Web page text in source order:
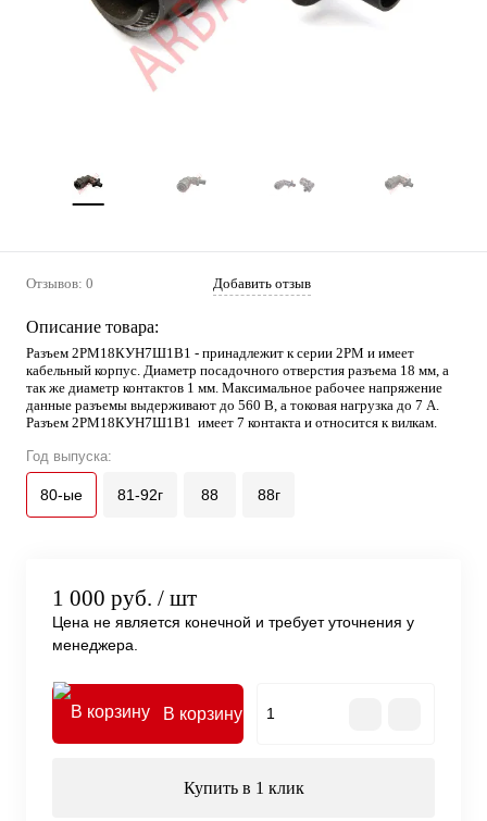
Отзывов: 0 Добавить отзыв
Описание товара:
Разъем 2РМ18КУН7Ш1В1 - принадлежит к серии 2РМ и имеет
кабельный корпус. Диаметр посадочного отверстия разъема 18 мм, а
так же диаметр контактов 1 мм. Максимальное рабочее напряжение
данные разъемы выдерживают до 560 В, а токовая нагрузка до 7 А.
Разъем 2РМ18КУН7Ш1В1 имеет 7 контакта и относится к вилкам.
Год выпуска:
80-ые 81-92г 88 88г
1 000 руб. / шт
Цена не является конечной и требует уточнения у
менеджера.
В корзину
Купить в 1 клик